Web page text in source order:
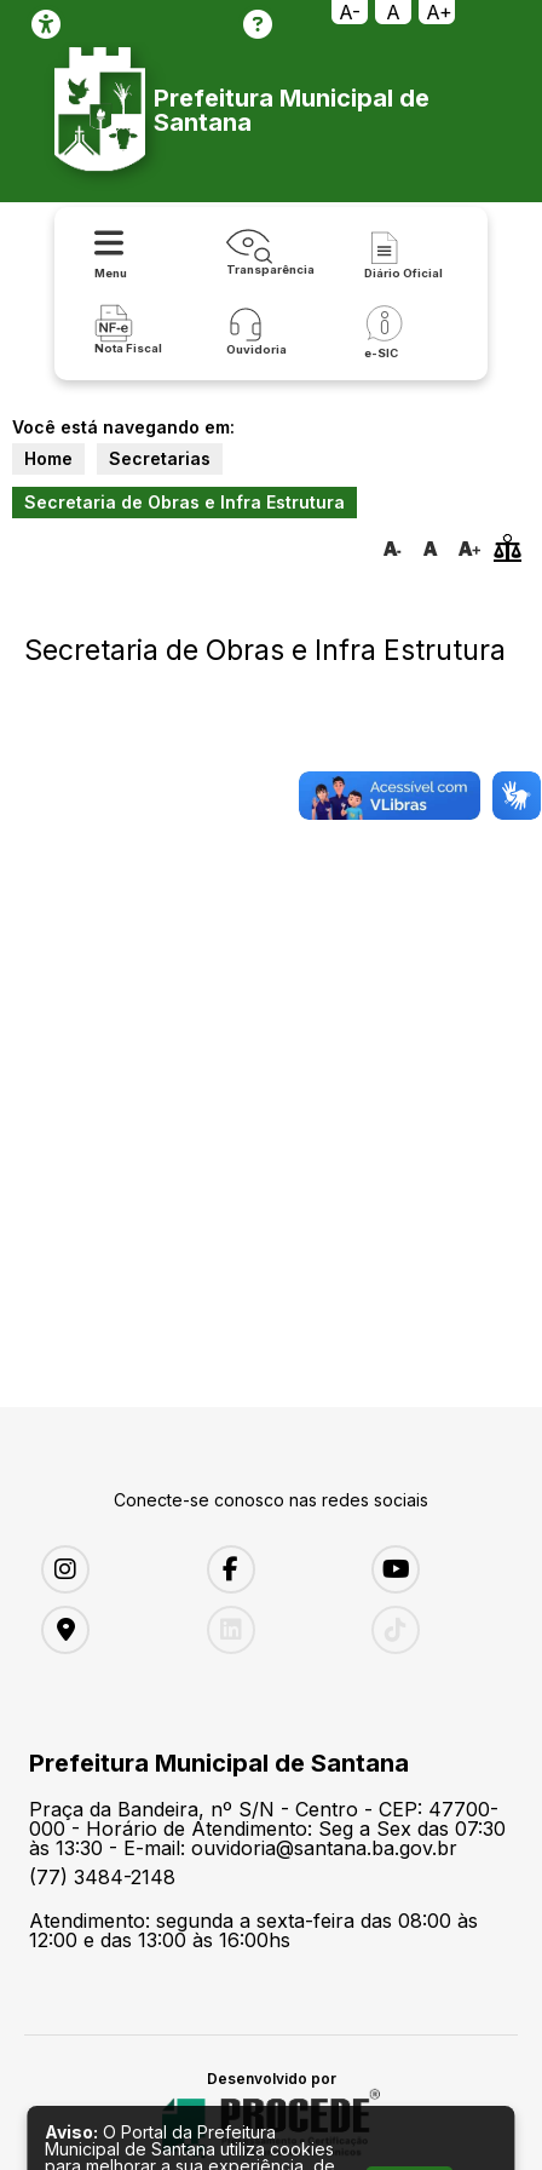
A- A A+
Prefeitura Municipal de
Santana
Menu Transparência Diário Oficial
Nota Fiscal Ouvidoria e-SIC
Você está navegando em:
Home
Secretarias
Secretaria de Obras e Infra Estrutura
Secretaria de Obras e Infra Estrutura
Conecte-se conosco nas redes sociais
Prefeitura Municipal de Santana
Praça da Bandeira, nº S/N - Centro - CEP: 47700-
000 - Horário de Atendimento: Seg a Sex das 07:30
às 13:30 - E-mail: ouvidoria@santana.ba.gov.br
(77) 3484-2148
Atendimento: segunda a sexta-feira das 08:00 às
12:00 e das 13:00 às 16:00hs
Desenvolvido por
Aviso: O Portal da Prefeitura
Municipal de Santana utiliza cookies
para melhorar a sua experiência, de